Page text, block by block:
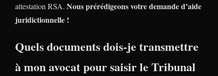
attestation RSA. Nous prérédigeons votre demande d’aide
juridictionnelle !
Quels documents dois-je transmettre
à mon avocat pour saisir le Tribunal